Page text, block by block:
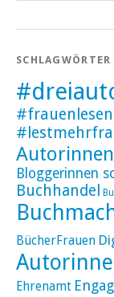
SCHLAGWÖRTER
#frauenlesen
Autorinnen
Bloggerinnen
Buchhandel
BücherFrauen
Ehrenamt